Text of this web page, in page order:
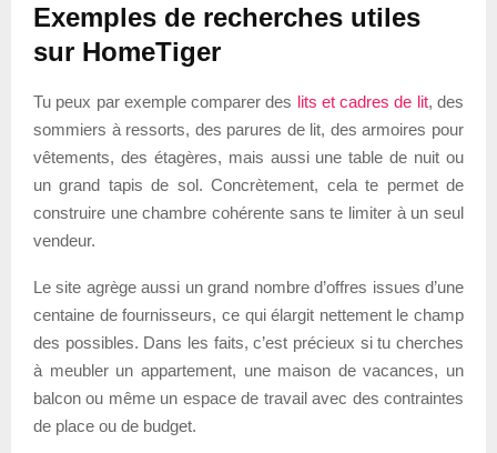
Exemples de recherches utiles
sur HomeTiger
Tu peux par exemple comparer des lits et cadres de lit, des
sommiers à ressorts, des parures de lit, des armoires pour
vêtements, des étagères, mais aussi une table de nuit ou
un grand tapis de sol. Concrètement, cela te permet de
construire une chambre cohérente sans te limiter à un seul
vendeur.
Le site agrège aussi un grand nombre d’offres issues d’une
centaine de fournisseurs, ce qui élargit nettement le champ
des possibles. Dans les faits, c’est précieux si tu cherches
à meubler un appartement, une maison de vacances, un
balcon ou même un espace de travail avec des contraintes
de place ou de budget.